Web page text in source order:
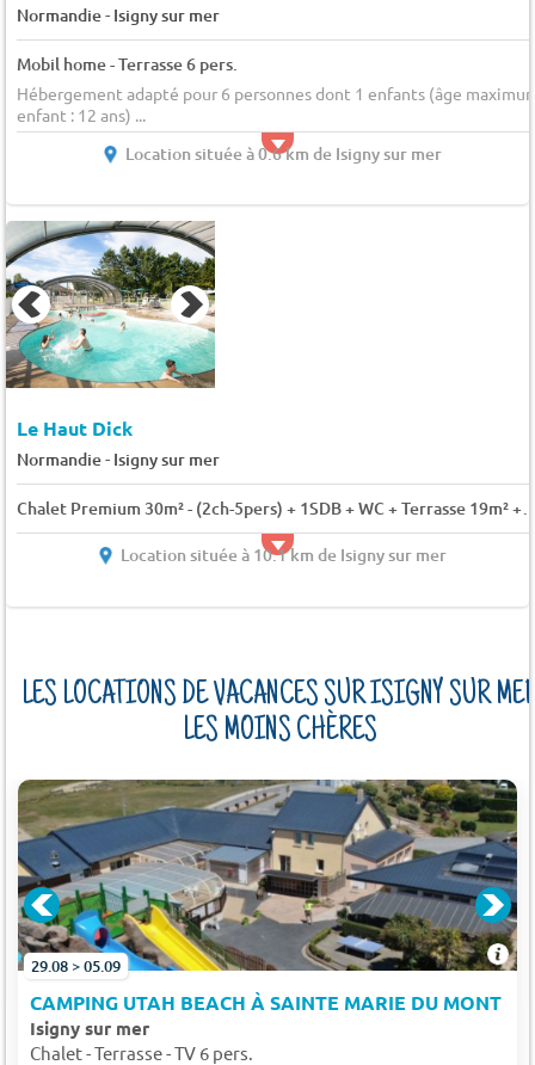
Normandie- Isigny sur mer
Mobil home - Terrasse 6 pers.
Hébergement adapté pour 6 personnes dont 1 enfants (âge
enfant : 12 ans) ...
Location située à 0.6 km de Isigny sur mer
Le Haut Dick
Normandie- Isigny sur mer
Chalet Premium 30m² - (2ch-5pers) + 1SDB + WC +
Location située à 10.1 km de Isigny sur mer
LES LOCATIONS DE VACANCES SUR ISIGNY SUR
LES MOINS CHÈRES
29.08 > 05.09
CAMPING UTAH BEACH À SAINTE MARIE DU MONT
Isigny sur mer
Chalet - Terrasse - TV 6 pers.